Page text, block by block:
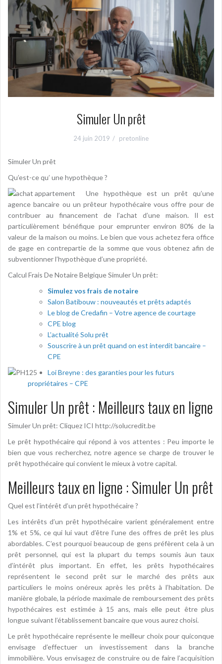
Simuler Un prêt
24 juin 2019 pretonline
Simuler Un prêt
Qu’est-ce qu’ une hypothèque ?
Une hypothèque est un prêt qu’une
agence bancaire ou un prêteur hypothécaire vous offre pour de
contribuer au financement de l’achat d’une maison. Il est
particulièrement bénéfique pour emprunter environ 80% de la
valeur de la maison ou moins. Le bien que vous achetez fera office
de gage en contrepartie de la somme que vous obtenez afin de
subventionner l’hypothèque d’une propriété.
Calcul Frais De Notaire Belgique Simuler Un prêt:
Simulez vos frais de notaire
Salon Batibouw : nouveautés et prêts adaptés
Le blog de Credafin – Votre agence de courtage
CPE blog
L’actualité Solu prêt
Souscrire à un prêt quand on est interdit bancaire –
CPE
Loi Breyne : des garanties pour les futurs
propriétaires – CPE
Simuler Un prêt : Meilleurs taux en ligne
Simuler Un prêt: Cliquez ICI http://solucredit.be
Le prêt hypothécaire qui répond à vos attentes : Peu importe le
bien que vous recherchez, notre agence se charge de trouver le
prêt hypothécaire qui convient le mieux à votre capital.
Meilleurs taux en ligne : Simuler Un prêt
Quel est l’intérêt d’un prêt hypothécaire ?
Les intérêts d’un prêt hypothécaire varient généralement entre
1% et 5%, ce qui lui vaut d’être l’une des offres de prêt les plus
abordables. C’est pourquoi beaucoup de gens préfèrent cela à un
prêt personnel, qui est la plupart du temps soumis àun taux
d’intérêt plus important. En effet, les prêts hypothécaires
représentent le second prêt sur le marché des prêts aux
particuliers le moins onéreux après les prêts à l’habitation. De
manière globale, la période maximale de remboursement des prêts
hypothécaires est estimée à 15 ans, mais elle peut être plus
longue suivant l’établissement bancaire que vous aurez choisi.
Le prêt hypothécaire représente le meilleur choix pour quiconque
envisage d’effectuer un investissement dans la branche
immobilière. Vous envisagez de construire ou de faire l’acquisition